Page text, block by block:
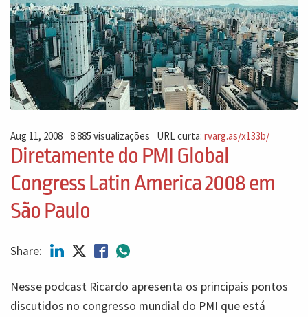
Aug 11, 2008 8.885 visualizações URL curta:rvarg.as/x133b/
Diretamente do PMI Global
Congress Latin America 2008 em
São Paulo
Share:
Nesse podcast Ricardo apresenta os principais pontos
discutidos no congresso mundial do PMI que está